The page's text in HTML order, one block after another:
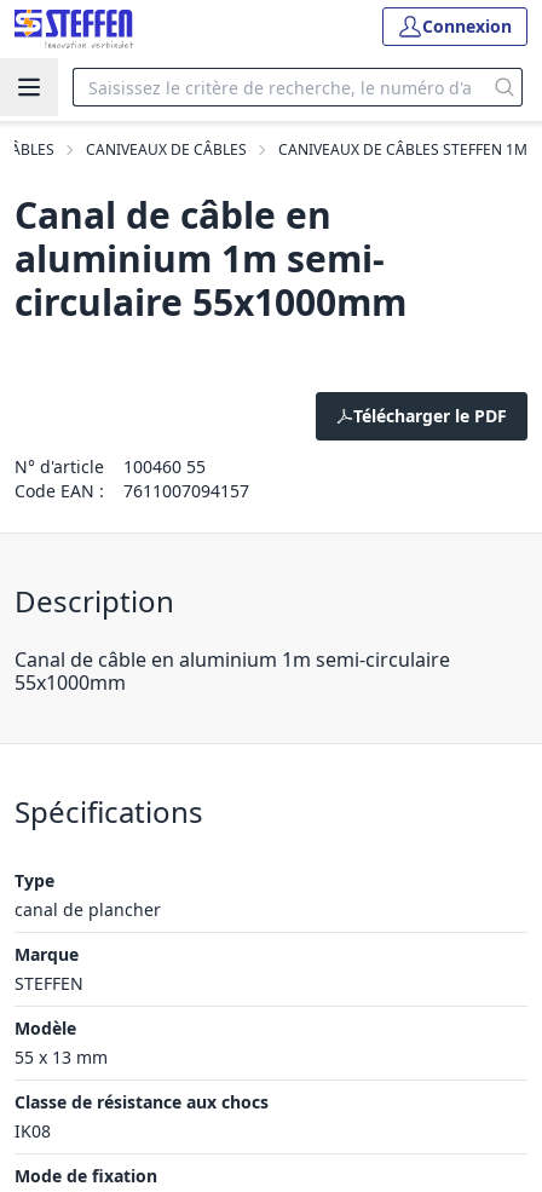
Connexion
CANIVEAUX DE CÂBLES CANIVEAUX DE CÂBLES STEFFEN 1M
Canal de câble en
aluminium 1m semi-
circulaire 55x1000mm
Télécharger le PDF
N° d'article
100460 55
Code EAN :
7611007094157
Description
Canal de câble en aluminium 1m semi-circulaire
55x1000mm
Spécifications
Type
canal de plancher
Marque
STEFFEN
Modèle
55 x 13 mm
Classe de résistance aux chocs
IK08
Mode de fixation